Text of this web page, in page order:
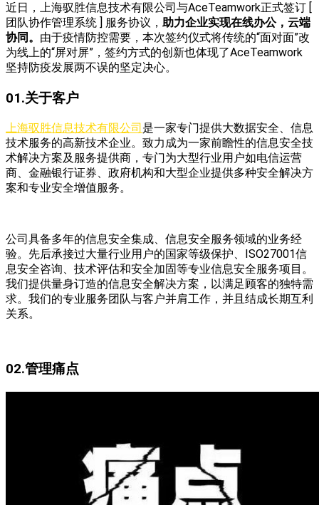
近日，上海驭胜信息技术有限公司与AceTeamwork正式签订 [
团队协作管理系统 ] 服务协议， 助力企业实现在线办公，云端
协同。 由于疫情防控需要，本次签约仪式将传统的“面对面”改
为线上的“屏对屏”，签约方式的创新也体现了AceTeamwork
坚持防疫发展两不误的坚定决心。
01.关于客户
上海驭胜信息技术有限公司是一家专门提供大数据安全、信息
技术服务的高新技术企业。致力成为一家前瞻性的信息安全技
术解决方案及服务提供商，专门为大型行业用户如电信运营
商、金融银行证券、政府机构和大型企业提供多种安全解决方
案和专业安全增值服务。
公司具备多年的信息安全集成、信息安全服务领域的业务经
验。先后承接过大量行业用户的国家等级保护、ISO27001信
息安全咨询、技术评估和安全加固等专业信息安全服务项目。
我们提供量身订造的信息安全解决方案，以满足顾客的独特需
求。我们的专业服务团队与客户并肩工作，并且结成长期互利
关系。
02.管理痛点